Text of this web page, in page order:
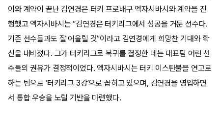
이와 계약이 끝난 김연경은 터키 프로배구 엑자시바시와 계약을 진
행했고 엑자시바시는 “김연경은 터키리그에서 성공을 거둔 선수다.
기존 선수들과도 잘 어울릴 것”이라고 김연경에게 희망찬 기대와 확
신을 내비쳤다. 그가 터키리그로 복귀를 결정한 데는 대표팀 어린 선
수들의 권유가 결정적이었다. 엑자시바시는 터키 이스탄불을 연고로
하는 팀으로 ‘터키리그 3강’으로 꼽히고 있으며, 김연경을 영입하면
서 통합 우승을 노릴 기반을 마련했다.